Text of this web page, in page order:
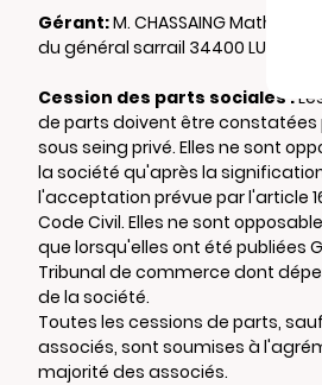
Gérant:M. CHASSAING Mathieu
du général sarrail 34400 LUNEL
Cession des parts sociales :
de parts doivent être constatées
sous seing privé. Elles ne sont
la société qu'après la
l'acceptation prévue par l'article
Code Civil. Elles ne sont
que lorsqu'elles ont été publiées
Tribunal de commerce dont
de la société.
Toutes les cessions de parts,
associés, sont soumises à
majorité des associés.